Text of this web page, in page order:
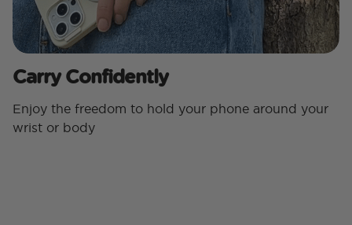
Carry Confidently
Enjoy the freedom to hold your phone around your
wrist or body